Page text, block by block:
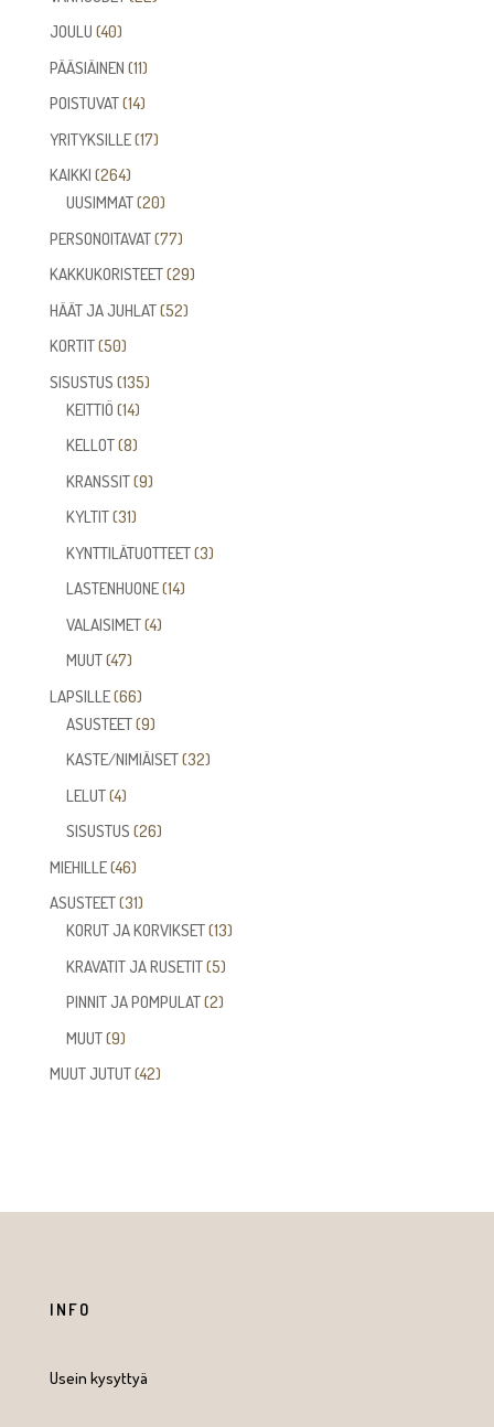
JOULU 4040
tuotetta
PÄÄSIÄINEN 1111
tuotetta
POISTUVAT 1414
tuotetta
YRITYKSILLE 1717
KAIKKI 264264
tuotetta
UUSIMMAT 2020
tuotetta
PERSONOITAVAT 7777
tuotetta
KAKKUKORISTEET 2929
HÄÄT JA JUHLAT 5252
KORTIT 5050
tuotetta
SISUSTUS 135135
KEITTIÖ 1414
tuotetta
KELLOT 88
tuotetta
KRANSSIT 99
KYLTIT 3131
tuotetta
KYNTTILÄTUOTTEET 33
LASTENHUONE 1414
VALAISIMET 44
MUUT 4747
tuotetta
LAPSILLE 6666
tuotetta
ASUSTEET 99
tuotetta
KASTE/NIMIÄISET 3232
LELUT 44
tuotetta
SISUSTUS 2626
MIEHILLE 4646
tuotetta
ASUSTEET 3131
tuotetta
KORUT JA KORVIKSET 1313
KRAVATIT JA RUSETIT 55
tuotetta
PINNIT JA POMPULAT 22
MUUT 99
tuotetta
MUUT JUTUT 4242
INFO
Usein kysyttyä